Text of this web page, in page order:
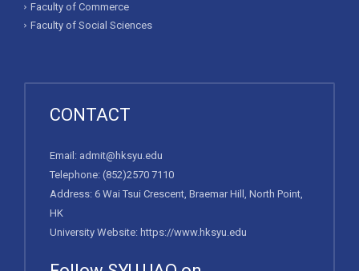
Faculty of Commerce
Faculty of Social Sciences
CONTACT
Email: admit@hksyu.edu
Telephone: (852)2570 7110
Address: 6 Wai Tsui Crescent, Braemar Hill, North Point,
HK
University Website: https://www.hksyu.edu